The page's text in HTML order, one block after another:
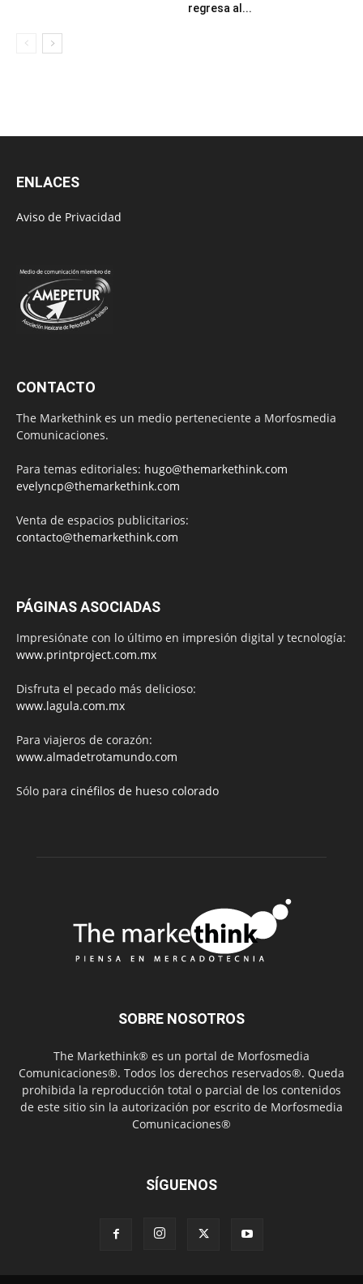
regresa al...
ENLACES
Aviso de Privacidad
CONTACTO
The Markethink es un medio perteneciente a Morfosmedia
Comunicaciones.
Para temas editoriales: hugo@themarkethink.com
evelyncp@themarkethink.com
Venta de espacios publicitarios:
contacto@themarkethink.com
PÁGINAS ASOCIADAS
Impresiónate con lo último en impresión digital y tecnología:
www.printproject.com.mx
Disfruta el pecado más delicioso:
www.lagula.com.mx
Para viajeros de corazón:
www.almadetrotamundo.com
Sólo para cinéfilos de hueso colorado
SOBRE NOSOTROS
The Markethink® es un portal de Morfosmedia
Comunicaciones®. Todos los derechos reservados®. Queda
prohibida la reproducción total o parcial de los contenidos
de este sitio sin la autorización por escrito de Morfosmedia
Comunicaciones®
SÍGUENOS